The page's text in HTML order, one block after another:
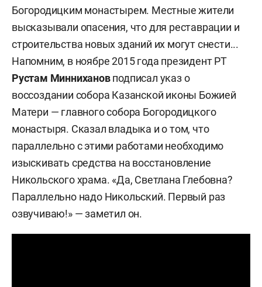
Богородицким монастырем. Местные жители
высказывали опасения, что для реставрации и
строительства новых зданий их могут снести...
Напомним, в ноябре 2015 года президент РТ
Рустам Миннихановподписал указ о
воссоздании собора Казанской иконы Божией
Матери — главного собора Богородицкого
монастыря. Сказал владыка и о том, что
параллельно с этими работами необходимо
изыскивать средства на восстановление
Никольского храма. «Да, Светлана Глебовна?
Параллельно надо Никольский. Первый раз
озвучиваю!» — заметил он.